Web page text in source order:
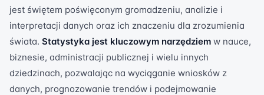
jest świętem poświęconym gromadzeniu, analizie i
interpretacji danych oraz ich znaczeniu dla zrozumienia
świata. Statystyka jest kluczowym narzędziem w nauce,
biznesie, administracji publicznej i wielu innych
dziedzinach, pozwalając na wyciąganie wniosków z
danych, prognozowanie trendów i podejmowanie